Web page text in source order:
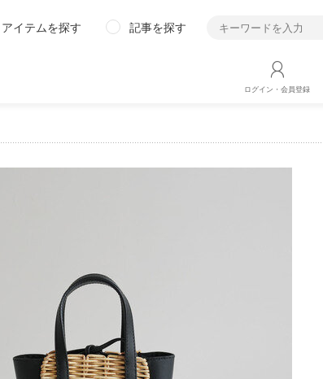
アイテムを探す 記事を探す
ログイン・会員登録